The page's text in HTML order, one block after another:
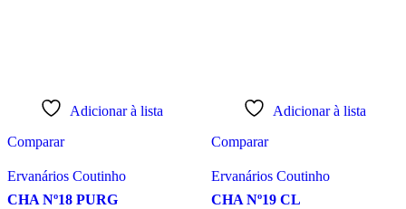
Adicionar à lista
Comparar
Ervanários Coutinho
CHA Nº18 PURG
Adicionar à lista
Comparar
Ervanários Coutinho
CHA Nº19 CL